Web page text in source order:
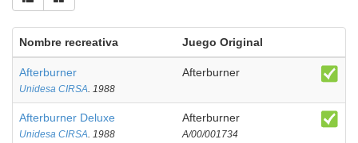
Nombre recreativa Juego Original
Afterburner
Unidesa CIRSA. 1988
Afterburner
Afterburner Deluxe
Unidesa CIRSA. 1988
Afterburner
A/00/001734